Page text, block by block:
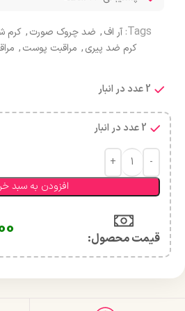
Tags: آر اف, ضد چروک صورت, کرم
کرم ضد پیری, مراقبت پوست,
2 عدد در انبار
2 عدد در انبار
افزودن به سبد
قیمت محصول:​